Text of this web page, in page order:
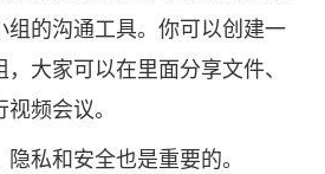
组的沟通工具。你可以创建一
大家可以在里面分享文件、
频会议。
私和安全也是重要的。